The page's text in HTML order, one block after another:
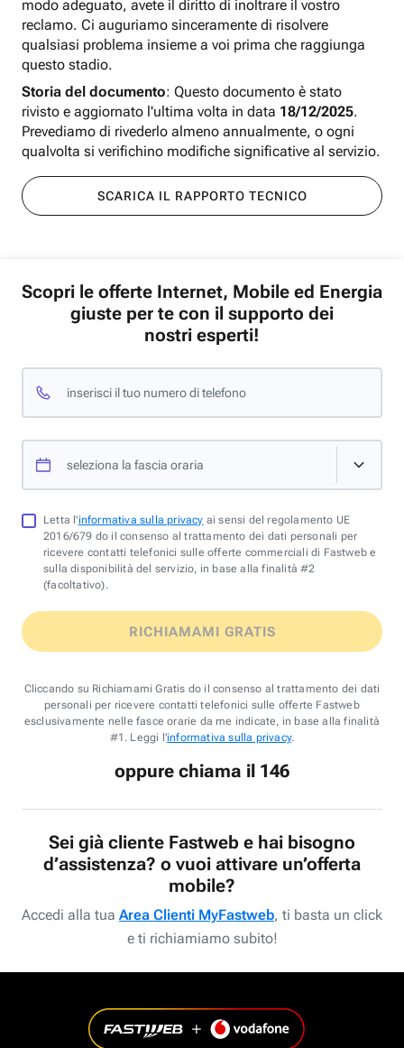
modo adeguato, avete il diritto di inoltrare il vostro
reclamo. Ci auguriamo sinceramente di risolvere
qualsiasi problema insieme a voi prima che raggiunga
questo stadio.
Storia del documento: Questo documento è stato
rivisto e aggiornato l'ultima volta in data 18/12/2025.
Prevediamo di rivederlo almeno annualmente, o ogni
qualvolta si verifichino modifiche significative al servizio.
SCARICA IL RAPPORTO TECNICO
Scopri le offerte Internet, Mobile ed Energia
giuste per te con il supporto dei
nostri esperti!
inserisci il tuo numero di telefono
seleziona la fascia oraria
Letta l'informativa sulla privacy ai sensi del regolamento UE
2016/679 do il consenso al trattamento dei dati personali per
ricevere contatti telefonici sulle offerte commerciali di Fastweb e
sulla disponibilità del servizio, in base alla finalità #2
(facoltativo).
RICHIAMAMI GRATIS
Cliccando su Richiamami Gratis do il consenso al trattamento dei dati
personali per ricevere contatti telefonici sulle offerte Fastweb
esclusivamente nelle fasce orarie da me indicate, in base alla finalità
#1. Leggi l'informativa sulla privacy.
oppure chiama il 146
Sei già cliente Fastweb e hai bisogno
d’assistenza? o vuoi attivare un’offerta
mobile?
Accedi alla tua Area Clienti MyFastweb, ti basta un click
e ti richiamiamo subito!